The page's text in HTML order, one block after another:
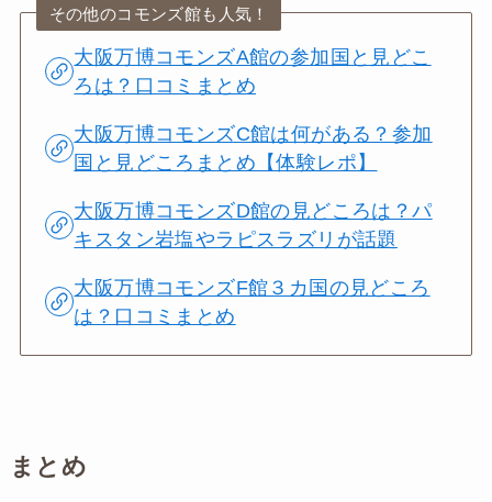
その他のコモンズ館も人気！
大阪万博コモンズA館の参加国と見どこ
ろは？口コミまとめ
大阪万博コモンズC館は何がある？参加
国と見どころまとめ【体験レポ】
大阪万博コモンズD館の見どころは？パ
キスタン岩塩やラピスラズリが話題
大阪万博コモンズF館３カ国の見どころ
は？口コミまとめ
まとめ